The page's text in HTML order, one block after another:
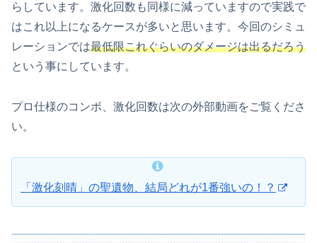
らしています。激化回数も同様に減っていますので実践で
はこれ以上になるケースが多いと思います。今回のシミュ
レーションでは最低限これぐらいのダメージは出るだろう
という事にしています。
プロ仕様のコンボ、激化回数は次の外部動画をご覧くださ
い。
「激化刻晴」の聖遺物、結局どれが1番強いの！？